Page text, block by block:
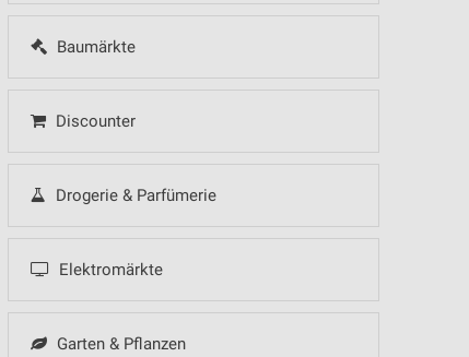
Baumärkte
Discounter
Drogerie & Parfümerie
Elektromärkte
Garten & Pflanzen